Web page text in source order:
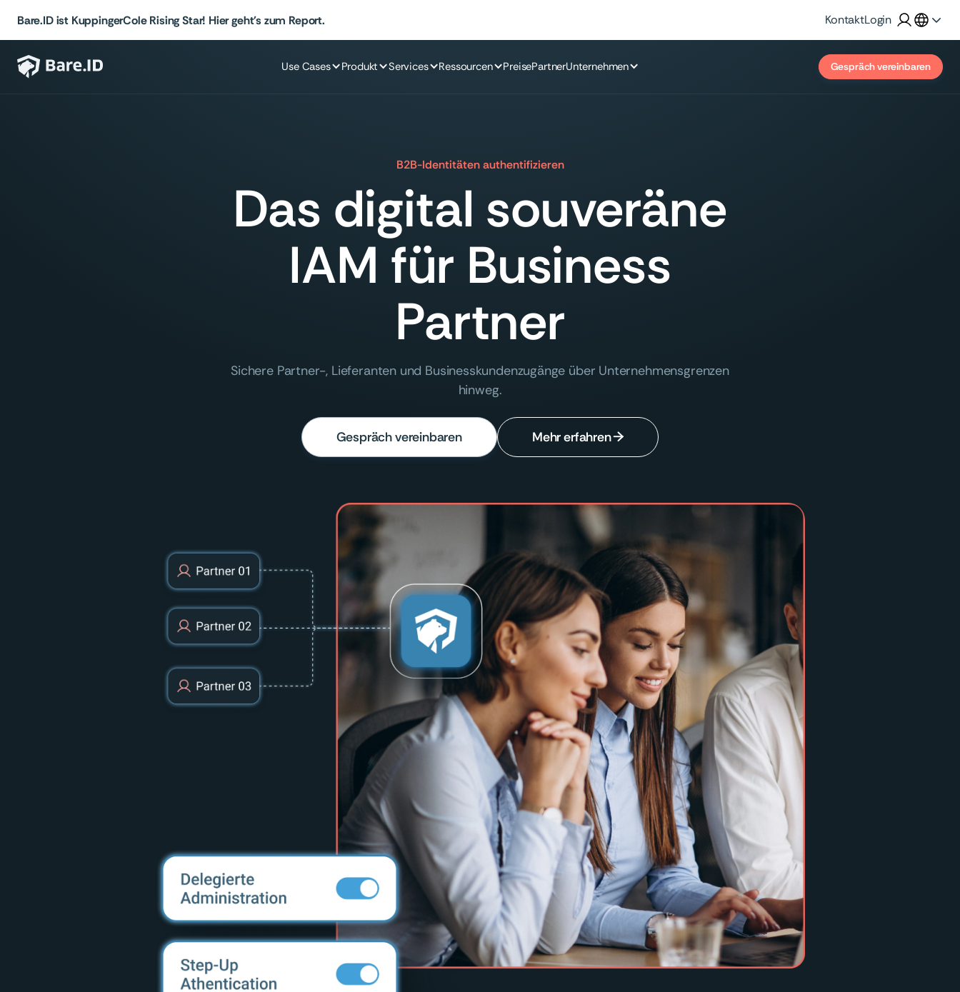
Bare.ID ist KuppingerCole Rising Star! Hier geht's zum Report. KontaktLogin
Use Cases Produkt Services Ressourcen PreisePartnerUnternehmen Gespräch vereinbaren
B2B-Identitäten authentifizieren
Das digital souveräne
IAM für Business
Partner
Sichere Partner-, Lieferanten und Businesskundenzugänge über Unternehmensgrenzen
hinweg.
Gespräch vereinbaren Mehr erfahren